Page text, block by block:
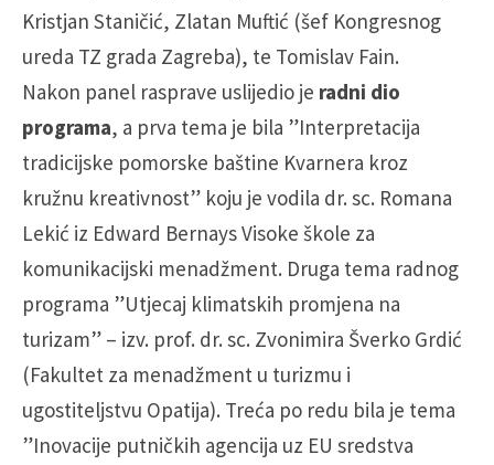
Kristjan Staničić, Zlatan Muftić (šef Kongresnog
ureda TZ grada Zagreba), te Tomislav Fain.
Nakon panel rasprave uslijedio je radni dio
programa, a prva tema je bila ”Interpretacija
tradicijske pomorske baštine Kvarnera kroz
kružnu kreativnost” koju je vodila dr. sc. Romana
Lekić iz Edward Bernays Visoke škole za
komunikacijski menadžment. Druga tema radnog
programa ”Utjecaj klimatskih promjena na
turizam” – izv. prof. dr. sc. Zvonimira Šverko Grdić
(Fakultet za menadžment u turizmu i
ugostiteljstvu Opatija). Treća po redu bila je tema
”Inovacije putničkih agencija uz EU sredstva